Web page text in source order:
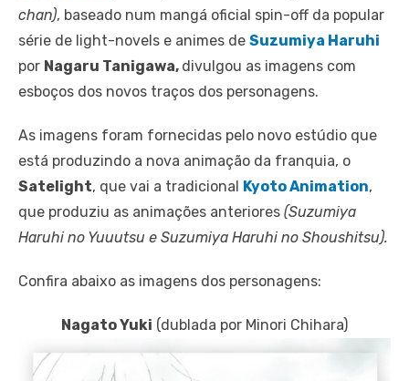
chan), baseado num mangá oficial spin-off da popular
série de light-novels e animes de Suzumiya Haruhi
por Nagaru Tanigawa, divulgou as imagens com
esboços dos novos traços dos personagens.
As imagens foram fornecidas pelo novo estúdio que
está produzindo a nova animação da franquia, o
Satelight, que vai a tradicional Kyoto Animation,
que produziu as animações anteriores (Suzumiya
Haruhi no Yuuutsu e Suzumiya Haruhi no Shoushitsu).
Confira abaixo as imagens dos personagens:
Nagato Yuki (dublada por Minori Chihara)